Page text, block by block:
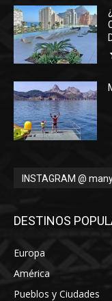
INSTAGRAM @
DESTINOS
Europa
América
Pueblos y Ciudades